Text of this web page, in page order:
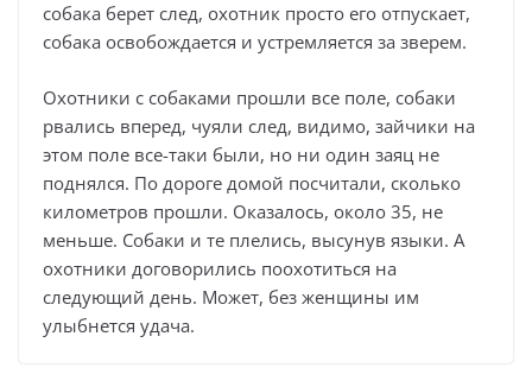
собака берет след, охотник просто его отпускает,
собака освобождается и устремляется за зверем.
Охотники с собаками прошли все поле, собаки
рвались вперед, чуяли след, видимо, зайчики на
этом поле все-таки были, но ни один заяц не
поднялся. По дороге домой посчитали, сколько
километров прошли. Оказалось, около 35, не
меньше. Собаки и те плелись, высунув языки. А
охотники договорились поохотиться на
следующий день. Может, без женщины им
улыбнется удача.